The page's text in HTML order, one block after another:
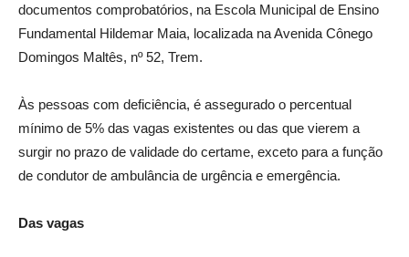
documentos comprobatórios, na Escola Municipal de Ensino
Fundamental Hildemar Maia, localizada na Avenida Cônego
Domingos Maltês, nº 52, Trem.
Às pessoas com deficiência, é assegurado o percentual
mínimo de 5% das vagas existentes ou das que vierem a
surgir no prazo de validade do certame, exceto para a função
de condutor de ambulância de urgência e emergência.
Das vagas